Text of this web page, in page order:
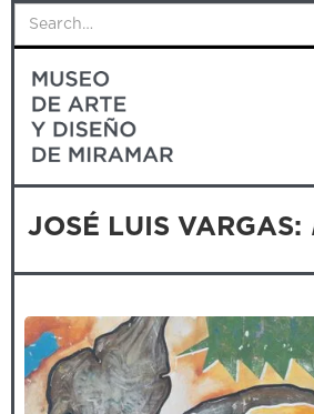
JOSÉ LUIS VARGAS: